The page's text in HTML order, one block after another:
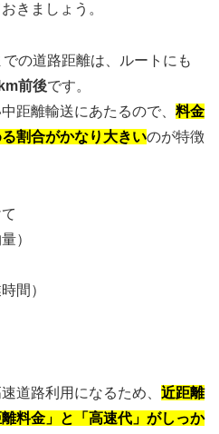
きましょう。
の道路距離は、ルートにも
前後です。
距離輸送にあたるので、 料金
割合がかなり大きいのが特徴
）
間）
道路利用になるため、 近距離
料金」と「高速代」がしっか